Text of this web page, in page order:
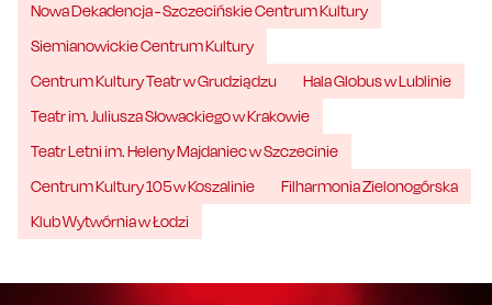
Nowa Dekadencja - Szczecińskie Centrum Kultury
Siemianowickie Centrum Kultury
Centrum Kultury Teatr w Grudziądzu
Hala Globus w Lublinie
Teatr im. Juliusza Słowackiego w Krakowie
Teatr Letni im. Heleny Majdaniec w Szczecinie
Centrum Kultury 105 w Koszalinie
Filharmonia Zielonogórska
Klub Wytwórnia w Łodzi